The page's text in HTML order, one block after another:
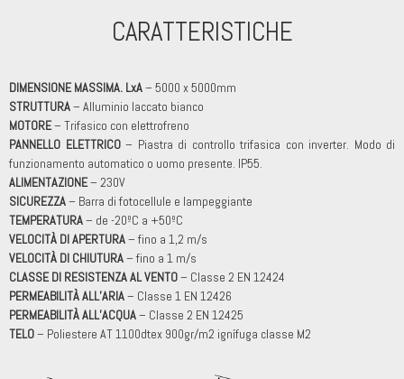
CARATTERISTICHE
DIMENSIONE MASSIMA. LxA– 5000 x 5000mm
STRUTTURA– Alluminio laccato bianco
MOTORE– Trifasico con elettrofreno
PANNELLO ELETTRICO– Piastra di controllo trifasica con inverter. Modo di
funzionamento automatico o uomo presente. IP55.
ALIMENTAZIONE– 230V
SICUREZZA– Barra di fotocellule e lampeggiante
TEMPERATURA– de -20ºC a +50ºC
VELOCITÀ DI APERTURA– fino a 1,2 m/s
VELOCITÀ DI CHIUTURA– fino a 1 m/s
CLASSE DI RESISTENZA AL VENTO– Classe 2 EN 12424
PERMEABILITÀ ALL’ARIA– Classe 1 EN 12426
PERMEABILITÀ ALL’ACQUA– Classe 2 EN 12425
TELO– Poliestere AT 1100dtex 900gr/m2 ignífuga classe M2